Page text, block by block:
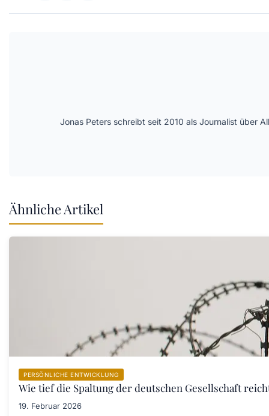
Jonas Peters schreibt seit 2010 als Journalist über
Ähnliche Artikel
PERSÖNLICHE ENTWICKLUNG
Wie tief die Spaltung der deutschen Gesellschaft
19. Februar 2026